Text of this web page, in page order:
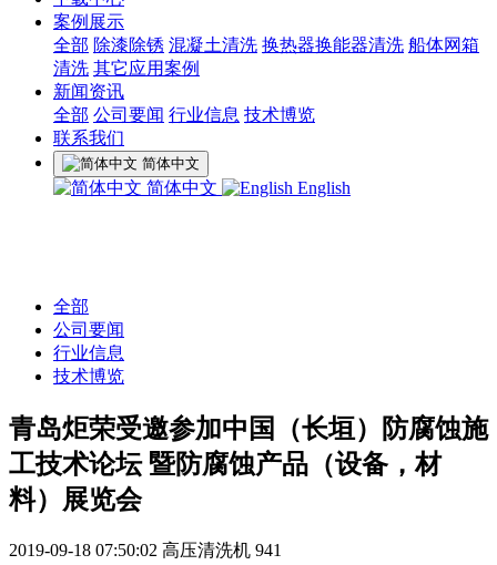
案例展示
全部 除漆除锈 混凝土清洗 换热器换能器清洗 船体网箱
清洗 其它应用案例
新闻资讯
全部 公司要闻 行业信息 技术博览
联系我们
简体中文
简体中文 English
全部
公司要闻
行业信息
技术博览
青岛炬荣受邀参加中国（长垣）防腐蚀施
工技术论坛 暨防腐蚀产品（设备，材
料）展览会
2019-09-18 07:50:02 高压清洗机 941